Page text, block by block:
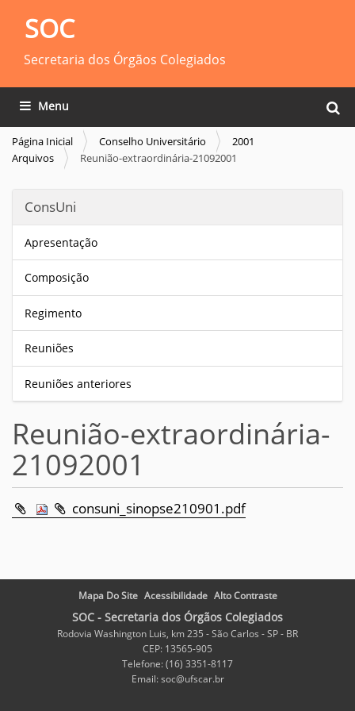
SOC
Secretaria dos Órgãos Colegiados
Busca
Toggle navigation
Página Inicial Conselho Universitário
2001
Arquivos
Reunião-extraordinária-21092001
ConsUni
Apresentação
Composição
Regimento
Reuniões
Reuniões anteriores
Reunião-extraordinária-
21092001
consuni_sinopse210901.pdf
Mapa Do Site Acessibilidade Alto Contraste
SOC - Secretaria dos Órgãos Colegiados
Rodovia Washington Luis, km 235 - São Carlos - SP - BR
CEP: 13565-905
Telefone: (16) 3351-8117
Email: soc@ufscar.br